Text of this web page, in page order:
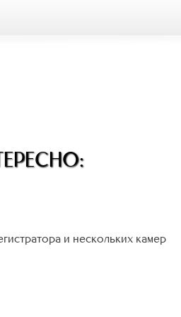
и нескольких камер